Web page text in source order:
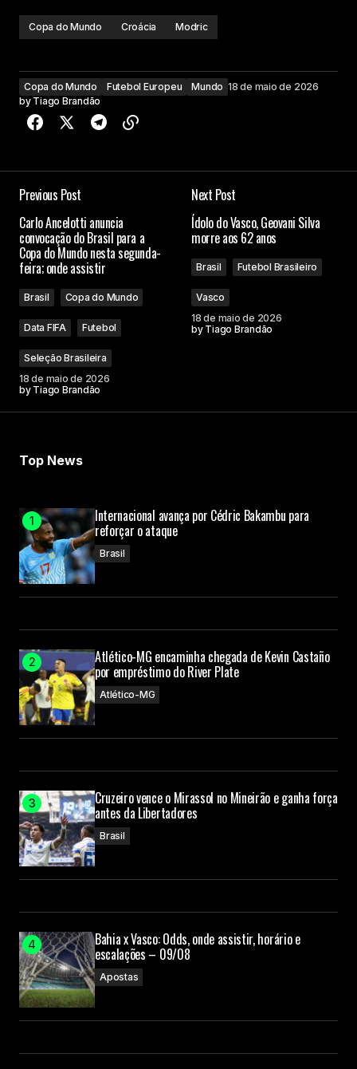
Copa do Mundo Croácia Modric
Copa do Mundo Futebol Europeu Mundo 18 de maio de 2026
by Tiago Brandão
Previous Post
Carlo Ancelotti anuncia
convocação do Brasil para a
Copa do Mundo nesta segunda-
feira; onde assistir
Brasil Copa do Mundo
Data FIFA Futebol
Seleção Brasileira
18 de maio de 2026
by Tiago Brandão
Next Post
Ídolo do Vasco, Geovani Silva
morre aos 62 anos
Brasil Futebol Brasileiro
Vasco
18 de maio de 2026
by Tiago Brandão
Top News
Internacional avança por Cédric Bakambu para
reforçar o ataque
Brasil
Atlético-MG encaminha chegada de Kevin Castaño
por empréstimo do River Plate
Atlético-MG
Cruzeiro vence o Mirassol no Mineirão e ganha força
antes da Libertadores
Brasil
Bahia x Vasco: Odds, onde assistir, horário e
escalações – 09/08
Apostas